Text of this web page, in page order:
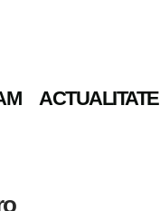
ACTUALITATE